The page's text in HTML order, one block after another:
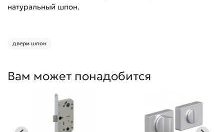
натуральный шпон.
двери шпон
Вам может понадобится